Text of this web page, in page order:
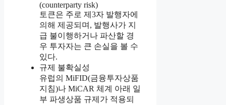
(counterparty risk)
토큰은 주로 제3자 발행자에
의해 제공되며, 발행사가 지
급 불이행하거나 파산할 경
우 투자자는 큰 손실을 볼 수
있다.
규제 불확실성
유럽의 MiFID(금융투자상품
지침)나 MiCAR 체계 아래 일
부 파생상품 규제가 적용되